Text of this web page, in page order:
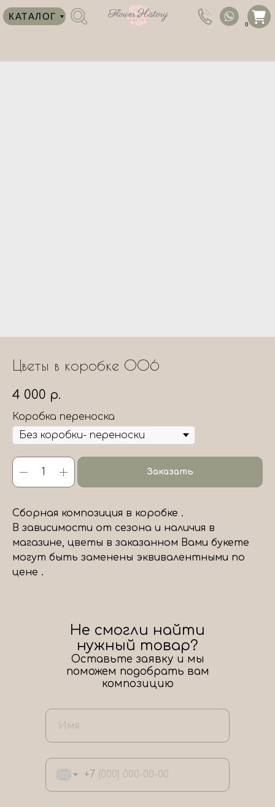
КАТАЛОГ
0
Цветы в коробке 006
4 000 р.
Коробка переноска
Заказать
Сборная композиция в коробке .
В зависимости от сезона и наличия в
магазине, цветы в заказанном Вами букете
могут быть заменены эквивалентными по
цене .
+7
Не смогли найти
нужный товар?
Оставьте заявку и мы
поможем подобрать вам
композицию